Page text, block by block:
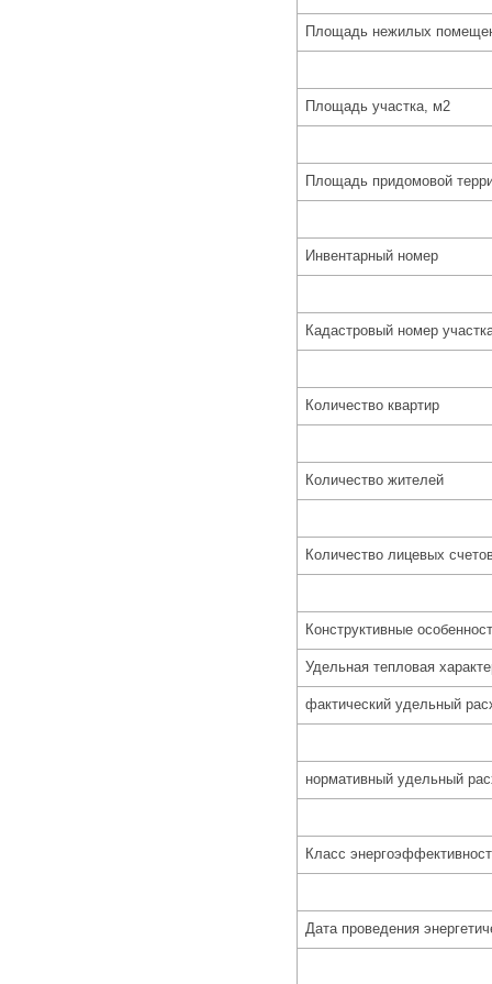
Площадь нежилых
Площадь участка, м2
Площадь придомовой
Инвентарный номер
Кадастровый номер
Количество квартир
Количество жителей
Количество лицевых
Конструктивные
Удельная тепловая
фактический удельный
нормативный удельный
Класс
Дата проведения